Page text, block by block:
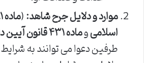
موارد و دلایل جرح شاهد:(
اسلامیوماده ۴۳۱ قانون آیین دادرسی کیفری
طرفین دعوا می توانند به